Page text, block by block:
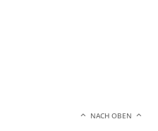
NACH OBEN